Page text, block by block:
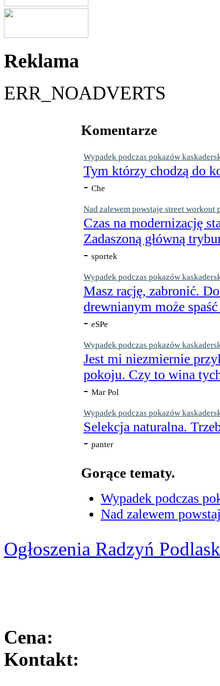
Reklama
ERR_NOADVERTS
Komentarze
Wypadek podczas pokazów
Tym którzy chodzą do
- Che
Nad zalewem powstaje street workout
Czas na modernizację
Zadaszoną główną
- sportek
Wypadek podczas pokazów
Masz rację, zabronić.
drewnianym może
- eSPe
Wypadek podczas pokazów
Jest mi niezmiernie
pokoju. Czy to wina
- Mar Pol
Wypadek podczas pokazów
Selekcja naturalna.
- panter
Gorące tematy.
Wypadek podczas
Nad zalewem
Ogłoszenia Radzyń
Cena:
Kontakt: